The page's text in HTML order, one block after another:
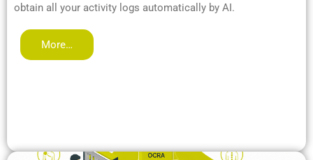
obtain all your activity logs automatically by AI.
More…